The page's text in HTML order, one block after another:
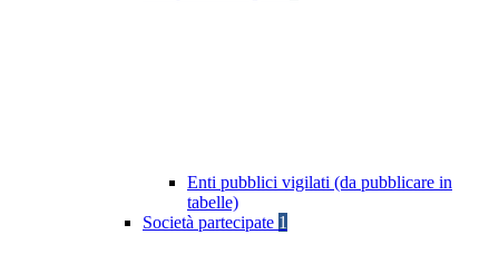
Enti pubblici vigilati (da pubblicare in
tabelle)
Società partecipate 1